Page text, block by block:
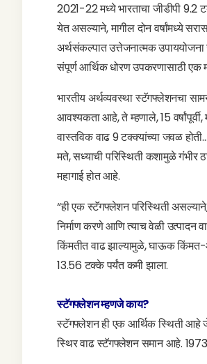
2021-22 मध्ये भारताचा जीडीपी
येत असल्याने, मागील दोन वर्षांमध्ये
अर्थसंकल्पात उत्तेजनात्मक उपाययोजना
संपूर्ण आर्थिक धोरण उपकरणासाठी एक
भारतीय अर्थव्यवस्था स्टॅगफ्लेशनचा
आवश्यकता आहे, ते म्हणाले, 15
वास्तविक वाढ 9 टक्क्यांच्या जवळ
मते, सध्याची परिस्थिती कशामुळे गंभीर
महागाई होत आहे.
“ही एक स्टॅगफ्लेशन परिस्थिती
निर्माण करणे आणि त्याच वेळी उत्पादन
किंमतीत वाढ झाल्यामुळे, घाऊक किंमत-
13.56 टक्के पर्यंत कमी झाला.
स्टॅगफ्लेशन म्हणजे काय?
स्टॅगफ्लेशन ही एक आर्थिक स्थिती आहे
स्थिर वाढ स्टॅगफ्लेशन समान आहे.